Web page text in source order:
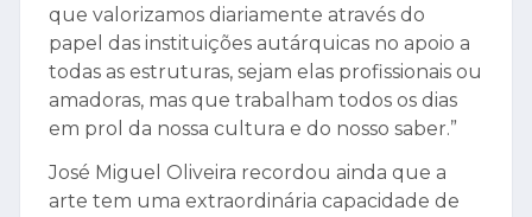
que valorizamos diariamente através do
papel das instituições autárquicas no apoio a
todas as estruturas, sejam elas profissionais ou
amadoras, mas que trabalham todos os dias
em prol da nossa cultura e do nosso saber.”
José Miguel Oliveira recordou ainda que a
arte tem uma extraordinária capacidade de